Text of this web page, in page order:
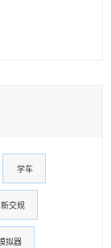
学车
新交规
拟器